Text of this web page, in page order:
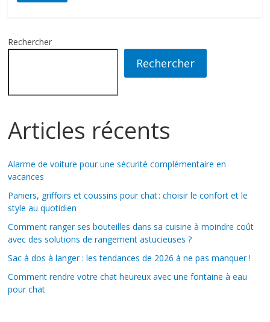
Rechercher
Rechercher
Articles récents
Alarme de voiture pour une sécurité complémentaire en
vacances
Paniers, griffoirs et coussins pour chat : choisir le confort et le
style au quotidien
Comment ranger ses bouteilles dans sa cuisine à moindre coût
avec des solutions de rangement astucieuses ?
Sac à dos à langer : les tendances de 2026 à ne pas manquer !
Comment rendre votre chat heureux avec une fontaine à eau
pour chat